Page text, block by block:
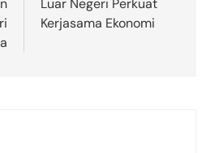
Kerjasama Ekonomi